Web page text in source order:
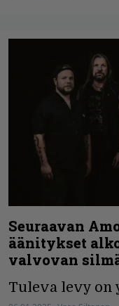
Seuraavan
äänitykset
valvovan
Tuleva levy on